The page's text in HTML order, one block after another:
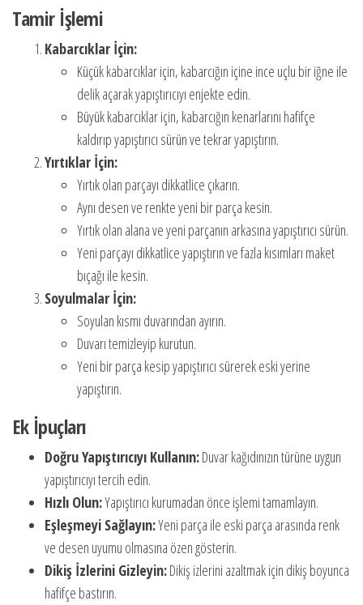
Tamir İşlemi
Kabarcıklar İçin:
Küçük kabarcıklar için, kabarcığın içine ince uçlu bir iğne ile
delik açarak yapıştırıcıyı enjekte edin.
Büyük kabarcıklar için, kabarcığın kenarlarını hafifçe
kaldırıp yapıştırıcı sürün ve tekrar yapıştırın.
Yırtıklar İçin:
Yırtık olan parçayı dikkatlice çıkarın.
Aynı desen ve renkte yeni bir parça kesin.
Yırtık olan alana ve yeni parçanın arkasına yapıştırıcı sürün.
Yeni parçayı dikkatlice yapıştırın ve fazla kısımları maket
bıçağı ile kesin.
Soyulmalar İçin:
Soyulan kısmı duvarından ayırın.
Duvarı temizleyip kurutun.
Yeni bir parça kesip yapıştırıcı sürerek eski yerine
yapıştırın.
Ek İpuçları
Doğru Yapıştırıcıyı Kullanın:Duvar kağıdınızın türüne uygun
yapıştırıcıyı tercih edin.
Hızlı Olun:Yapıştırıcı kurumadan önce işlemi tamamlayın.
Eşleşmeyi Sağlayın:Yeni parça ile eski parça arasında renk
ve desen uyumu olmasına özen gösterin.
Dikiş İzlerini Gizleyin:Dikiş izlerini azaltmak için dikiş boyunca
hafifçe bastırın.